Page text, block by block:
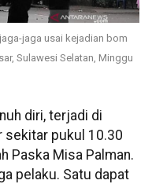
jaga usai kejadian bom
Sulawesi Selatan, Minggu
diri, terjadi di
sekitar pukul 10.30
Paska Misa Palman.
pelaku. Satu dapat